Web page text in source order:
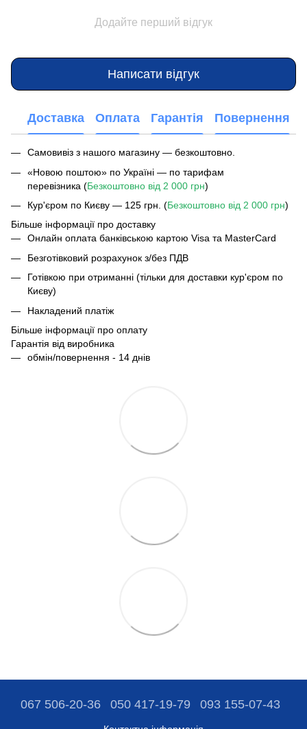
Додайте перший відгук
Написати відгук
Доставка Оплата Гарантія Повернення
Самовивіз з нашого магазину — безкоштовно.
«Новою поштою» по Україні — по тарифам
перевізника (Безкоштовно від 2 000 грн)
Кур'єром по Києву — 125 грн. (Безкоштовно від 2 000 грн)
Більше інформації про доставку
Онлайн оплата банківською картою Visa та MasterCard
Безготівковий розрахунок з/без ПДВ
Готівкою при отриманні (тільки для доставки кур'єром по
Києву)
Накладений платіж
Більше інформації про оплату
Гарантія від виробника
обмін/повернення - 14 днів
067 506-20-36 050 417-19-79 093 155-07-43